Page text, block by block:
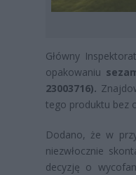
Główny
opakowaniu
23003716).
tego produktu bez
Dodano, że w
niezwłocznie
decyzję o